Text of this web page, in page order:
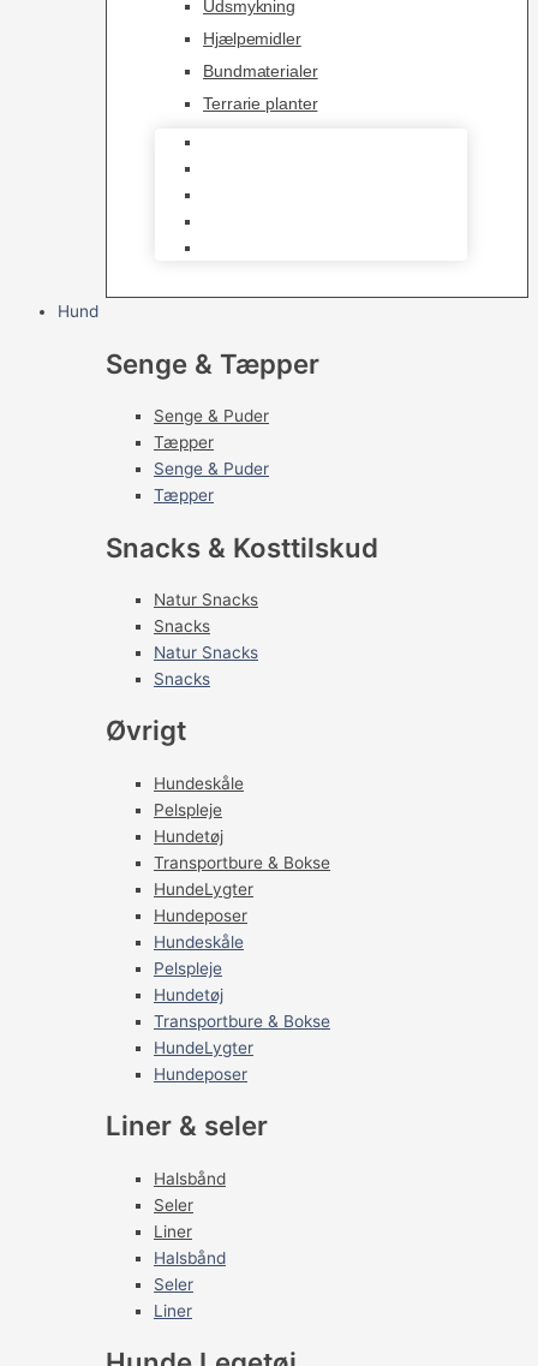
Udsmykning
Hjælpemidler
Bundmaterialer
Terrarie planter
Hund
Senge & Tæpper
Senge & Puder
Tæpper
Senge & Puder
Tæpper
Snacks & Kosttilskud
Natur Snacks
Snacks
Natur Snacks
Snacks
Øvrigt
Hundeskåle
Pelspleje
Hundetøj
Transportbure & Bokse
HundeLygter
Hundeposer
Hundeskåle
Pelspleje
Hundetøj
Transportbure & Bokse
HundeLygter
Hundeposer
Liner & seler
Halsbånd
Seler
Liner
Halsbånd
Seler
Liner